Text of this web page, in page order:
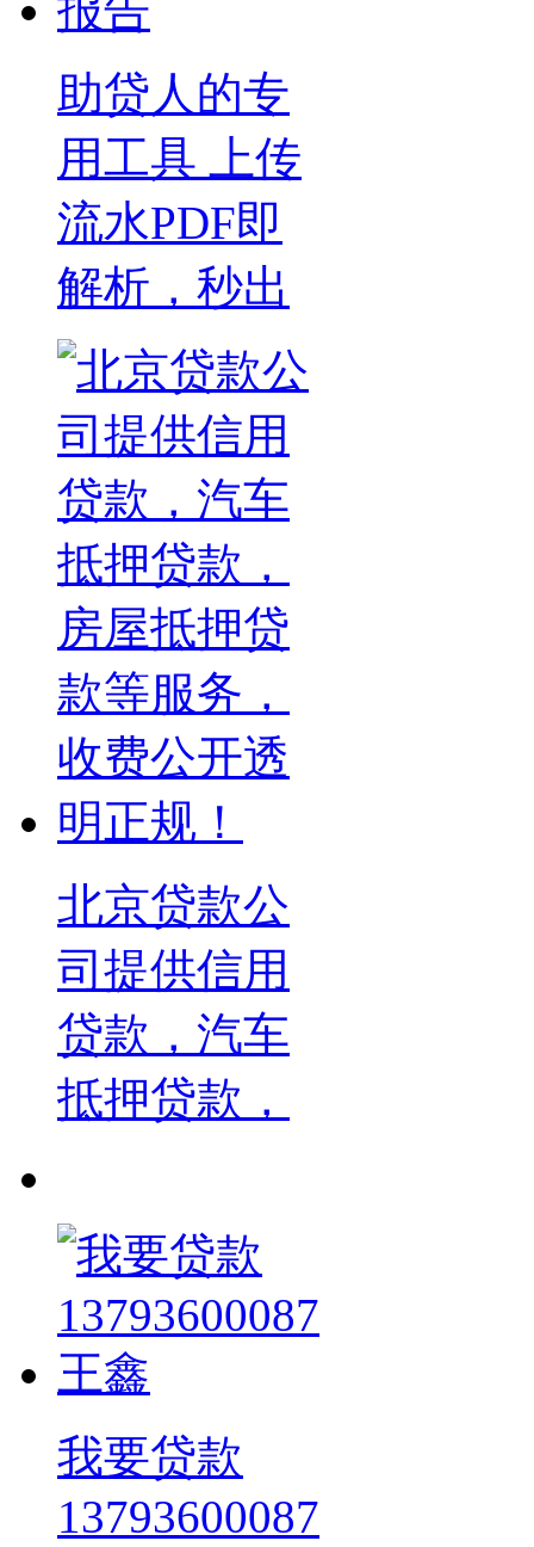
助贷人的专
用工具 上传
流水PDF即
解析，秒出
北京贷款公
司提供信用
贷款，汽车
抵押贷款，
我要贷款
13793600087